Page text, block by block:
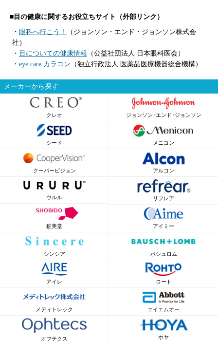
■目の健康に関するお役立ちサイト（外部リンク）
・ 眼科へ行こう！
（ジョンソン・エンド・ジョンソン株式会
社）
・ 目についての健康情報 （公益社団法人 日本眼科医会）
・ eye care カラコン （独立行政法人 医薬品医療機器総合機構）
メーカーから探す
クレオ ジョンソン･エンド･ジョンソン
シード メニコン
クーパービジョン アルコン
ウルル リフレア
粧美堂 アイミー
シンシア ボシュロム
アイレ ロート
メディトレック エイエムオー
オフテクス ホヤ